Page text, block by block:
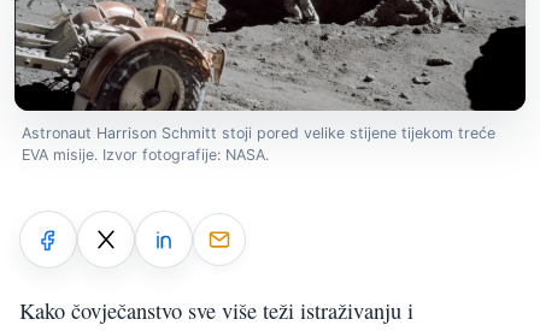
Astronaut Harrison Schmitt stoji pored velike stijene tijekom treće
EVA misije. Izvor fotografije: NASA.
Kako čovječanstvo sve više teži istraživanju i